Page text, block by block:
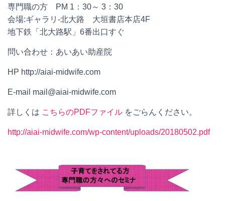
専門職の方 PM 1：30～ 3：30
会場:ギャラリ-北大路 大垣書店本店4F
地下鉄「北大路駅」6番出口すぐ
問い合わせ：あいあい助産院
HP http://aiai-midwife.com
E-mail mail@aiai-midwife.com
詳しくは こちらのPDFファイル をごらんください。
http://aiai-midwife.com/wp-content/uploads/20180502.pdf